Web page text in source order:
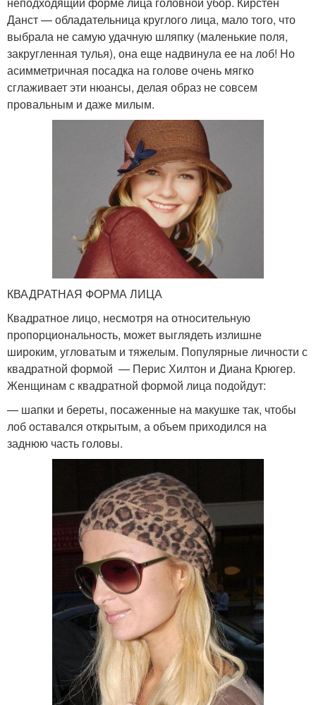
Данст — обладательница круглого лица, мало того, что
выбрала не самую удачную шляпку (маленькие поля,
закругленная тулья), она еще надвинула ее на лоб! Но
асимметричная посадка на голове очень мягко
сглаживает эти нюансы, делая образ не совсем
провальным и даже милым.
КВАДРАТНАЯ ФОРМА ЛИЦА
Квадратное лицо, несмотря на относительную
пропорциональность, может выглядеть излишне
широким, угловатым и тяжелым. Популярные личности с
квадратной формой — Перис Хилтон и Диана Крюгер.
Женщинам с квадратной формой лица подойдут:
— шапки и береты, посаженные на макушке так, чтобы
лоб оставался открытым, а объем приходился на
заднюю часть головы.